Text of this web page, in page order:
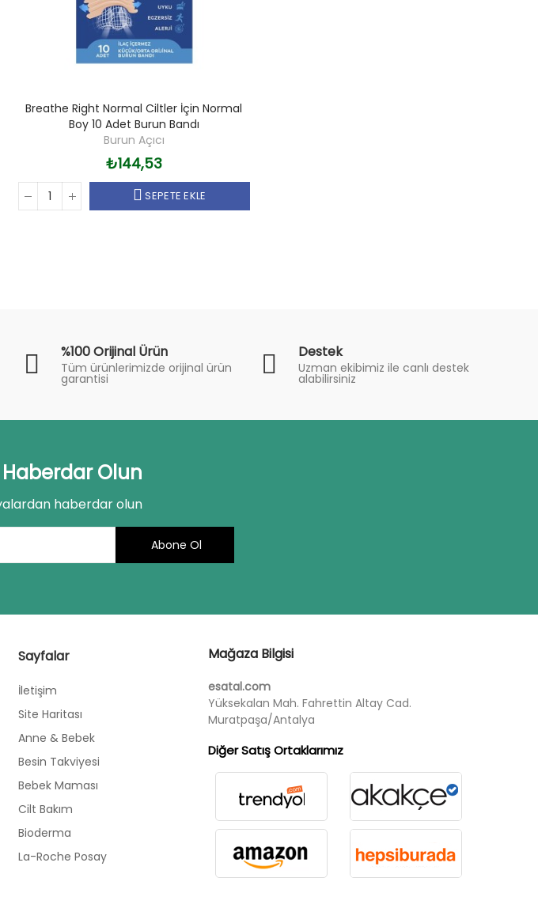
Breathe Right Normal Ciltler İçin Normal
Boy 10 Adet Burun Bandı
Burun Açıcı
₺144,53
SEPETE EKLE
%100 Orijinal Ürün
Tüm ürünlerimizde orijinal ürün
garantisi
Destek
Uzman ekibimiz ile canlı destek
alabilirsiniz
Olun
haberdar olun
Abone Ol
Sayfalar
İletişim
Site Haritası
Anne & Bebek
Besin Takviyesi
Bebek Maması
Cilt Bakım
Bioderma
La-Roche Posay
Mağaza Bilgisi
esatal.com
Yüksekalan Mah. Fahrettin Altay Cad.
Muratpaşa/Antalya
Diğer Satış Ortaklarımız